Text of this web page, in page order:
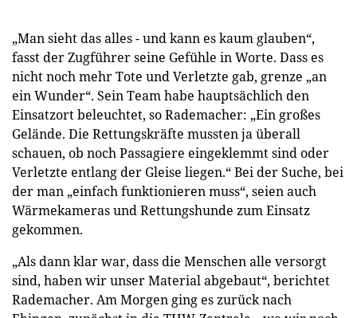
„Man sieht das alles - und kann es kaum glauben“,
fasst der Zugführer seine Gefühle in Worte. Dass es
nicht noch mehr Tote und Verletzte gab, grenze „an
ein Wunder“. Sein Team habe hauptsächlich den
Einsatzort beleuchtet, so Rademacher: „Ein großes
Gelände. Die Rettungskräfte mussten ja überall
schauen, ob noch Passagiere eingeklemmt sind oder
Verletzte entlang der Gleise liegen.“ Bei der Suche, bei
der man „einfach funktionieren muss“, seien auch
Wärmekameras und Rettungshunde zum Einsatz
gekommen.
„Als dann klar war, dass die Menschen alle versorgt
sind, haben wir unser Material abgebaut“, berichtet
Rademacher. Am Morgen ging es zurück nach